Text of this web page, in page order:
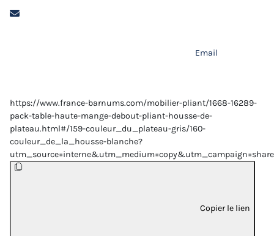
Email
https://www.france-barnums.com/mobilier-pliant/1668-16289-
pack-table-haute-mange-debout-pliant-housse-de-
plateau.html#/159-couleur_du_plateau-gris/160-
couleur_de_la_housse-blanche?
Copier le lien